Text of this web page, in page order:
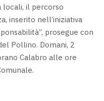
locali, il percorso
inserito nell’iniziativa
prosegue con
Pollino. Domani, 2
Calabro alle ore